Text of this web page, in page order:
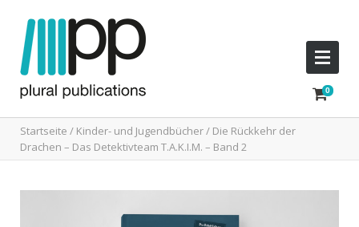
Startseite / Kinder- und Jugendbücher/ Die Rückkehr der
Drachen – Das Detektivteam T.A.K.I.M. – Band 2